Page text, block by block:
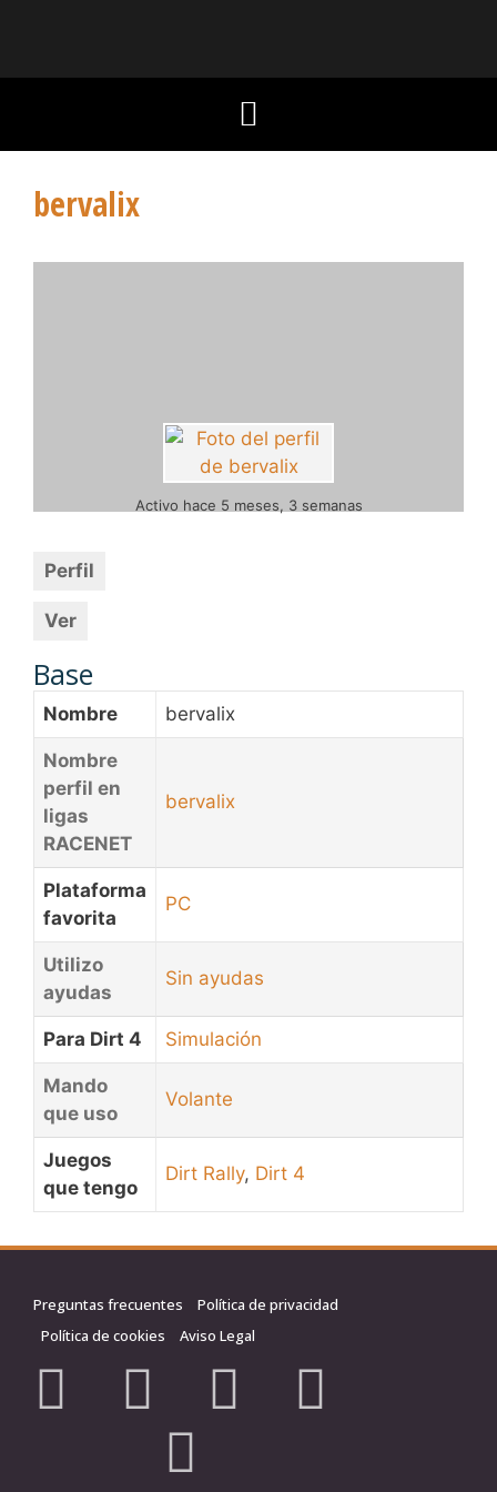
bervalix
Activo hace 5 meses, 3 semanas
Perfil
Ver
Base
Nombre bervalix
Nombre
perfil en
ligas
RACENET
bervalix
Plataforma
favorita
PC
Utilizo
ayudas
Sin ayudas
Para Dirt 4 Simulación
Mando
que uso
Volante
Juegos
que tengo
Dirt Rally, Dirt 4
Preguntas frecuentes
Política de privacidad
Política de cookies
Aviso Legal